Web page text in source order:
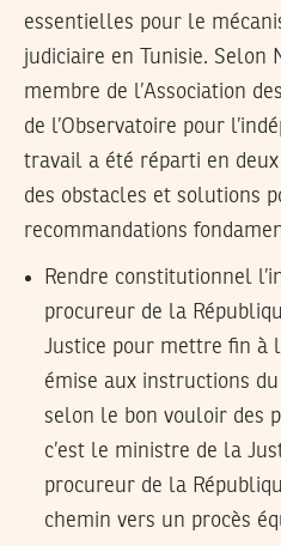
essentielles pour le
judiciaire en Tunisie. Selon
membre de l’Association
de l’Observatoire pour
travail a été réparti en
des obstacles et solutions
recommandations
Rendre constitutionnel
procureur de la
Justice pour mettre fin à
émise aux instructions
selon le bon vouloir des
c’est le ministre de la
procureur de la
chemin vers un procès